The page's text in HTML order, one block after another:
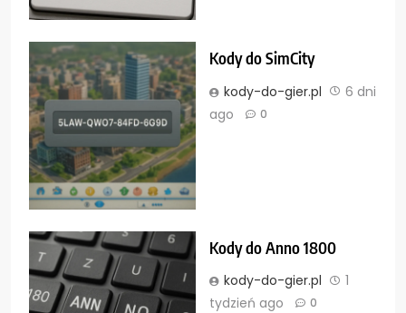
Kody do SimCity
kody-do-gier.pl
6 dni
ago
0
Kody do Anno 1800
kody-do-gier.pl
1
tydzień ago
0